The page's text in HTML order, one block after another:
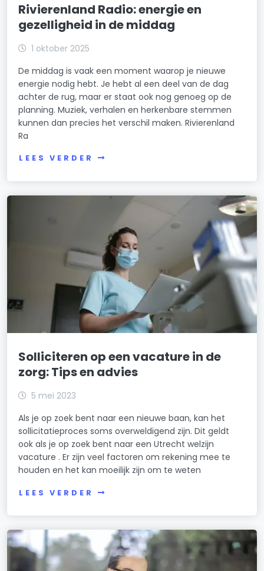
Rivierenland Radio: energie en
gezelligheid in de middag
1 oktober 2025
De middag is vaak een moment waarop je nieuwe
energie nodig hebt. Je hebt al een deel van de dag
achter de rug, maar er staat ook nog genoeg op de
planning. Muziek, verhalen en herkenbare stemmen
kunnen dan precies het verschil maken. Rivierenland
Ra
LEES VERDER
Solliciteren op een vacature in de
zorg: Tips en advies
5 mei 2023
Als je op zoek bent naar een nieuwe baan, kan het
sollicitatieproces soms overweldigend zijn. Dit geldt
ook als je op zoek bent naar een Utrecht welzijn
vacature . Er zijn veel factoren om rekening mee te
houden en het kan moeilijk zijn om te weten
LEES VERDER